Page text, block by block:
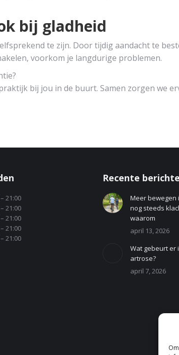
bij gladheid
te zijn. Door tijdig aandacht te
voorkom je langdurige problemen.
bij jou in de buurt. Samen zorgen we
21:00
21:00
21:00
21:00
21:00
Recente
Meer bewegen
nog steeds
waarom
april 13, 2026
Wat gebeurt er
artrose?
april 7, 2026